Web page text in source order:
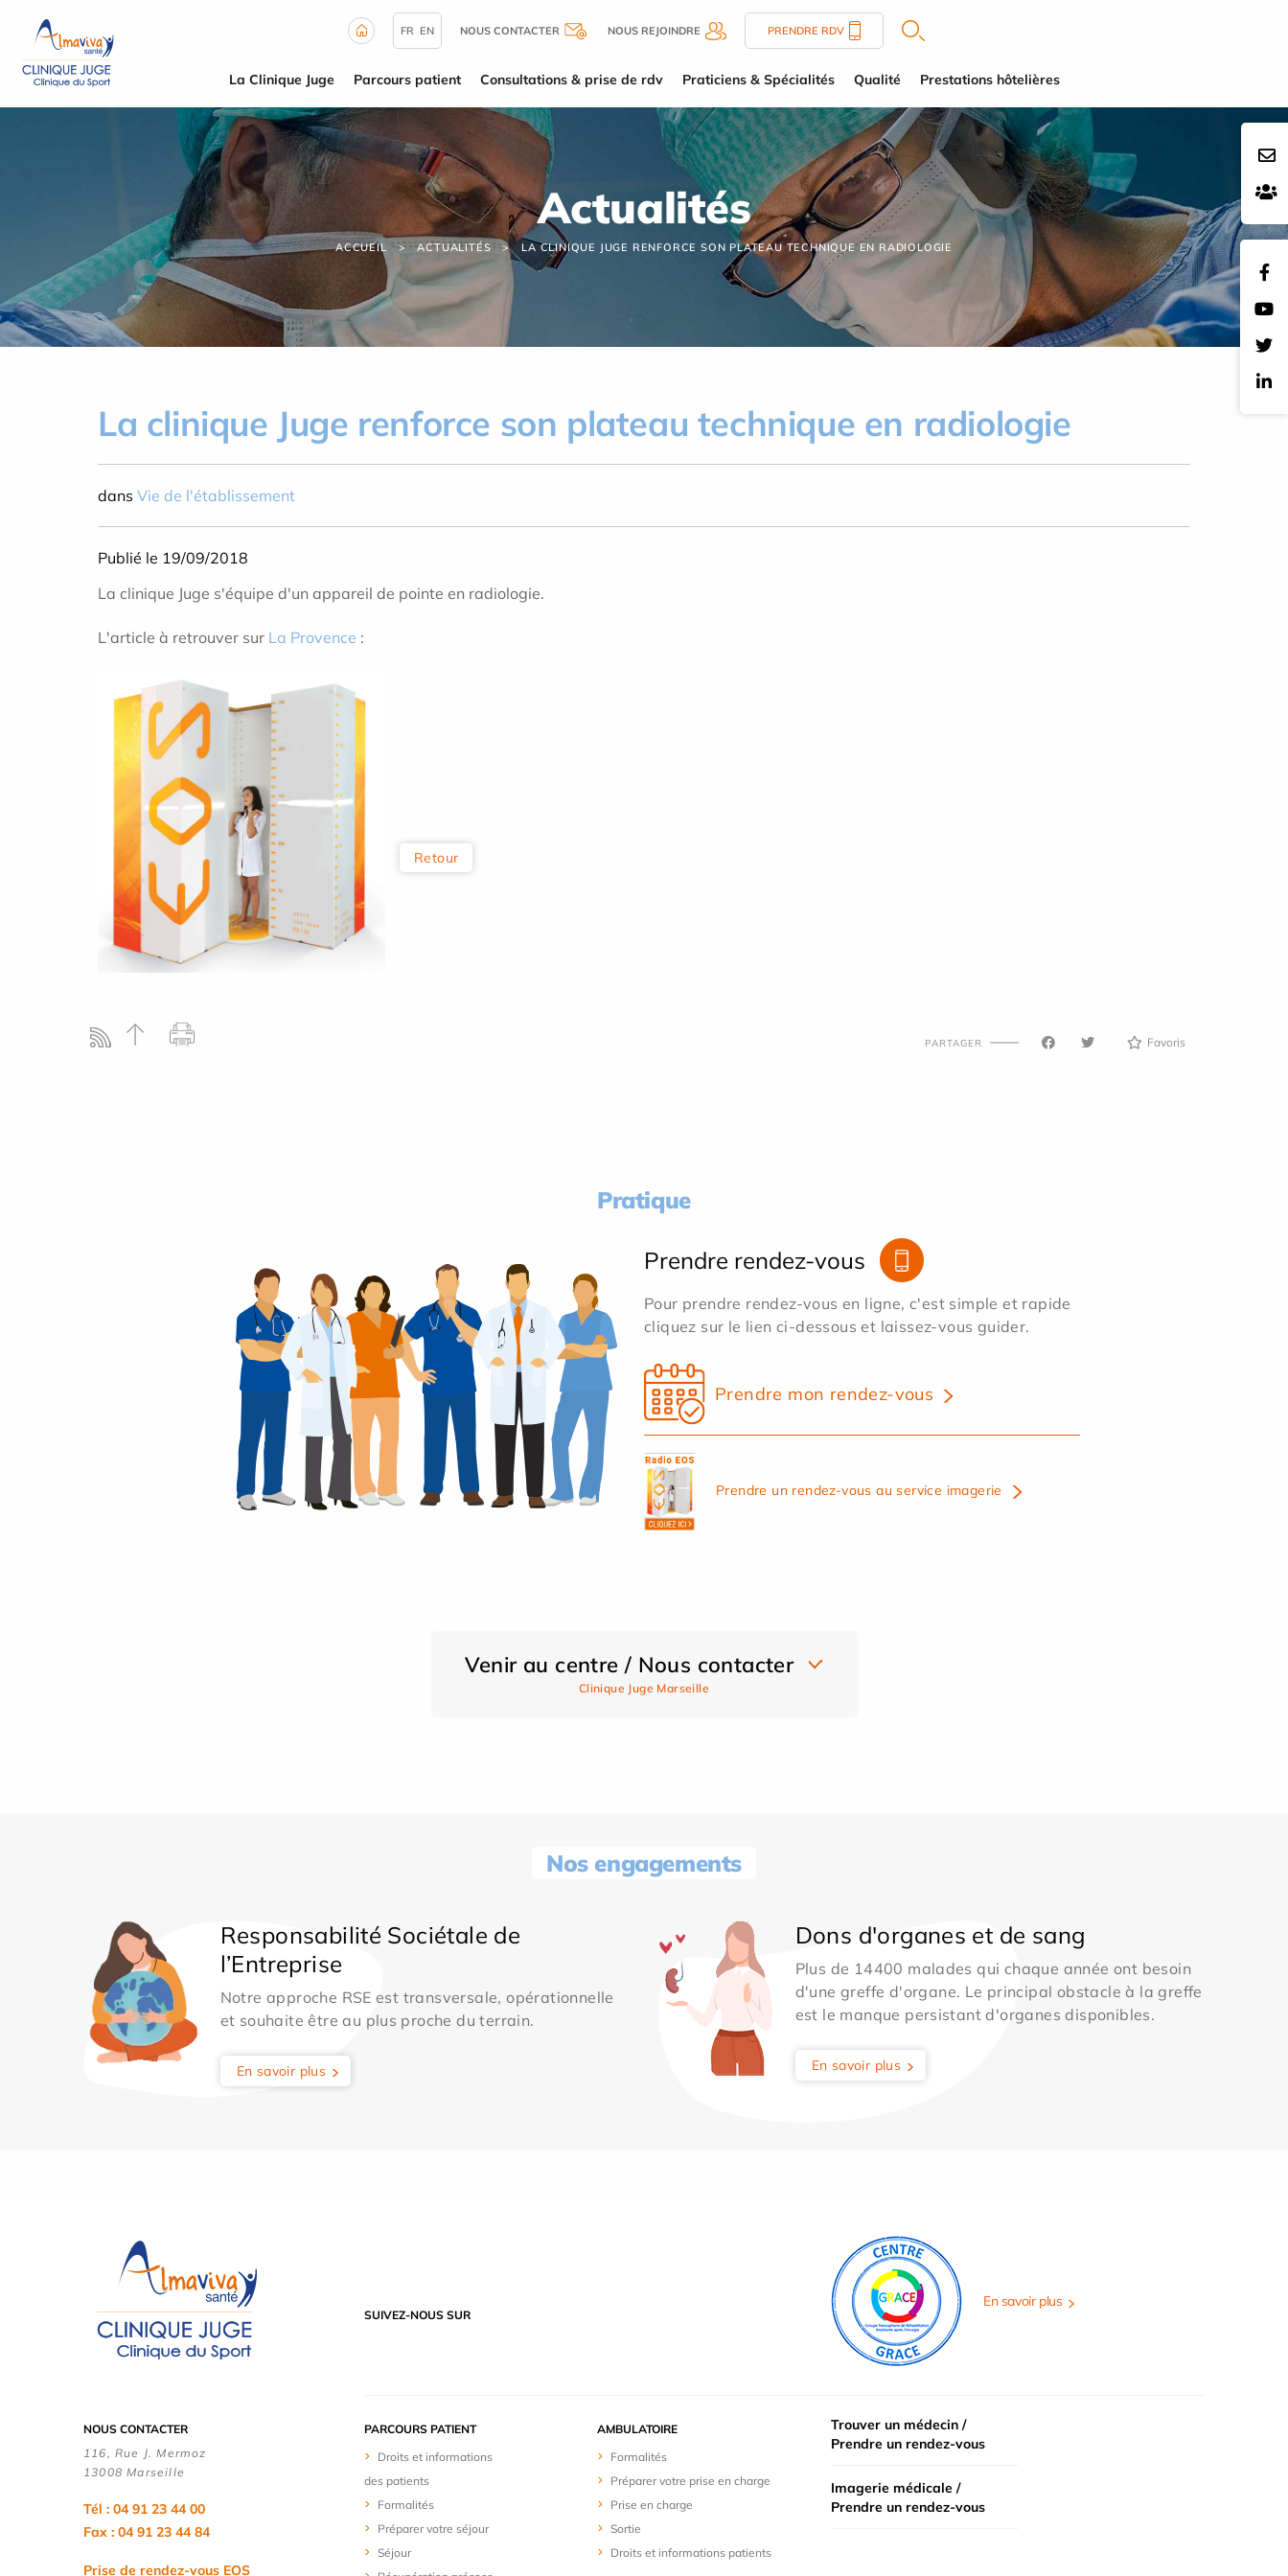
FR EN NOUS CONTACTER NOUS REJOINDRE PRENDRE RDV
La Clinique Juge Parcours patient Consultations & prise de rdv Praticiens & Spécialités Qualité Prestations hôtelières
Actualités
ACCUEIL ACTUALITÉS LA CLINIQUE JUGE RENFORCE SON PLATEAU TECHNIQUE EN RADIOLOGIE
La clinique Juge renforce son plateau technique en radiologie
dans Vie de l'établissement
Publié le 19/09/2018
La clinique Juge s'équipe d'un appareil de pointe en radiologie.
L'article à retrouver sur La Provence :
Retour
PARTAGER Favoris
Pratique
Prendre rendez-vous
Pour prendre rendez-vous en ligne, c'est simple et rapide
cliquez sur le lien ci-dessous et laissez-vous guider.
Prendre mon rendez-vous
Prendre un rendez-vous au service imagerie
Venir au centre / Nous contacter
Clinique Juge Marseille
Nos engagements
Responsabilité Sociétale de
l’Entreprise
Notre approche RSE est transversale, opérationnelle
et souhaite être au plus proche du terrain.
En savoir plus
Dons d'organes et de sang
Plus de 14400 malades qui chaque année ont besoin
d'une greffe d'organe. Le principal obstacle à la greffe
est le manque persistant d'organes disponibles.
En savoir plus
SUIVEZ-NOUS SUR
En savoir plus
NOUS CONTACTER
116, Rue J. Mermoz
13008 Marseille
Tél : 04 91 23 44 00
Fax : 04 91 23 44 84
Prise de rendez-vous EOS
PARCOURS PATIENT
Droits et informations
des patients
Formalités
Préparer votre séjour
Séjour
AMBULATOIRE
Formalités
Préparer votre prise en charge
Prise en charge
Sortie
Droits et informations patients
Trouver un médecin /
Prendre un rendez-vous
Imagerie médicale /
Prendre un rendez-vous